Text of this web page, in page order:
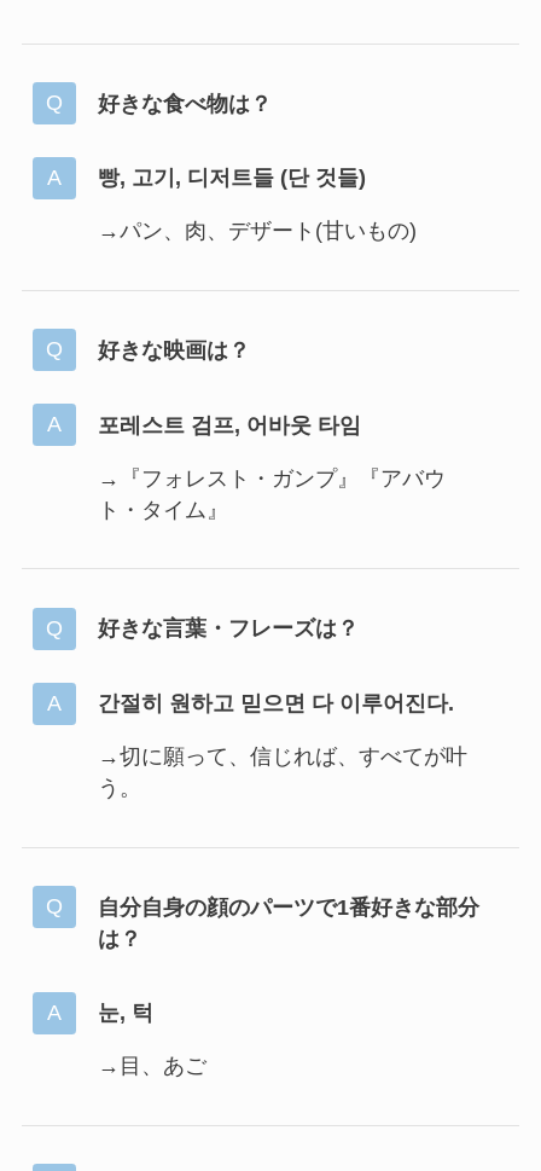
好きな食べ物は？
빵, 고기, 디저트들 (단 것들)
→パン、肉、デザート(甘いもの)
好きな映画は？
포레스트 검프, 어바웃 타임
→『フォレスト・ガンプ』『アバウ
ト・タイム』
好きな言葉・フレーズは？
간절히 원하고 믿으면 다 이루어진다.
→切に願って、信じれば、すべてが叶
う。
自分自身の顔のパーツで1番好きな部分
は？
눈, 턱
→目、あご